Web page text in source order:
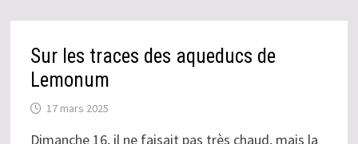
Sur les traces des aqueducs de
Lemonum
17 mars 2025
Dimanche 16, il ne faisait pas très chaud, mais la